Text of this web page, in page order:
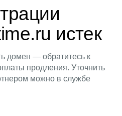
истек
домен — обратитесь к
продления. Уточнить
можно в службе